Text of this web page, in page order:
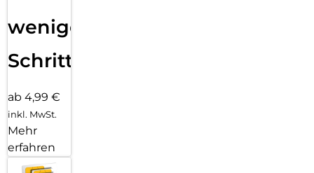
wenigen
Schritten
ab 4,99 €
inkl. MwSt.
Mehr
erfahren